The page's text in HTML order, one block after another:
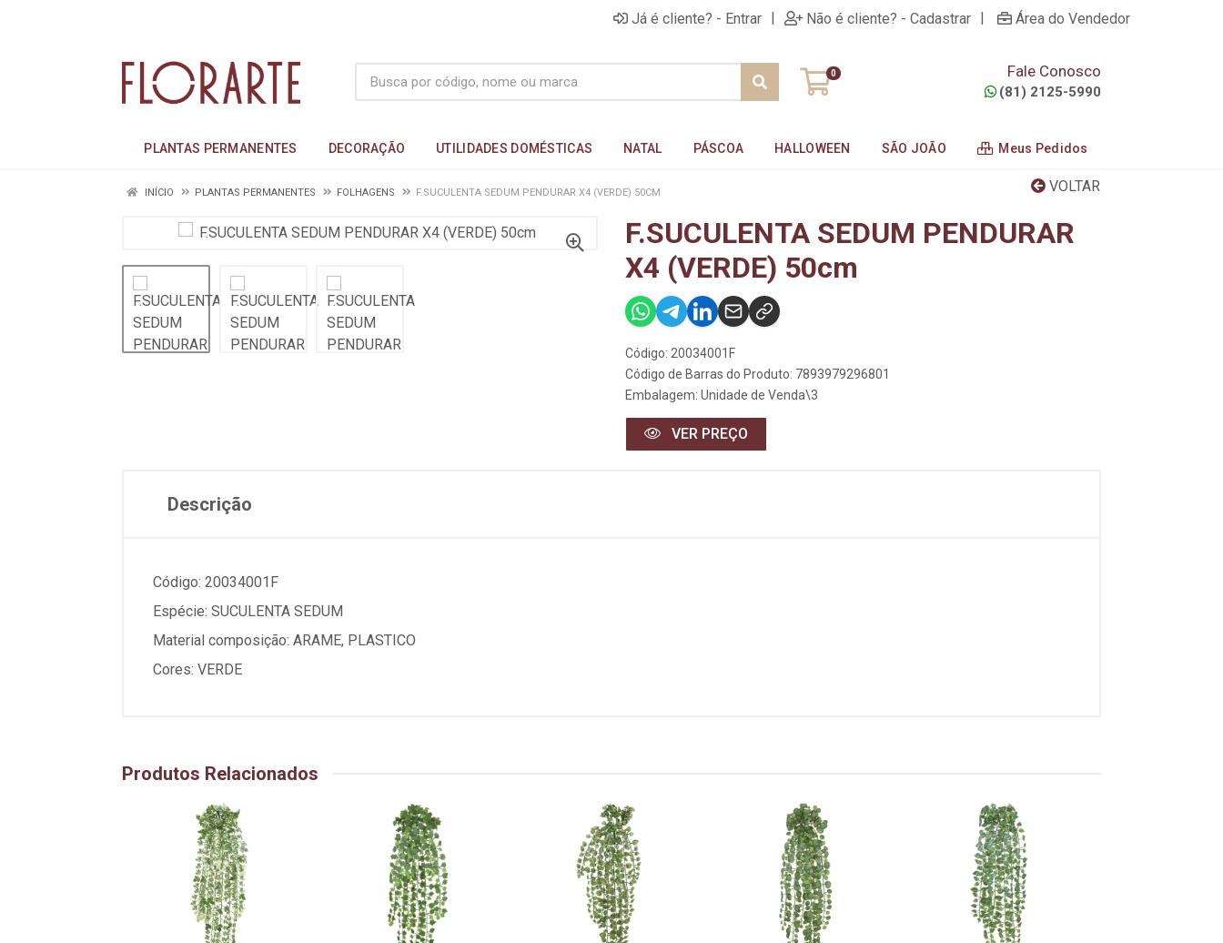
Já é cliente? - Entrar | Não é cliente? - Cadastrar | Área do Vendedor
0 Fale Conosco
(81) 2125-5990
PLANTAS PERMANENTES DECORAÇÃO UTILIDADES DOMÉSTICAS NATAL PÁSCOA HALLOWEEN SÃO JOÃO Meus Pedidos
VOLTAR
INÍCIO PLANTAS PERMANENTES FOLHAGENS F.SUCULENTA SEDUM PENDURAR X4 (VERDE) 50CM
F.SUCULENTA SEDUM PENDURAR
X4 (VERDE) 50cm
Código: 20034001F
Código de Barras do Produto: 7893979296801
Embalagem: Unidade de Venda\3
VER PREÇO
Descrição
Código: 20034001F
Espécie: SUCULENTA SEDUM
Material composição: ARAME, PLASTICO
Cores: VERDE
Produtos Relacionados